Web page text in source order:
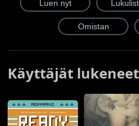
Käyttäjät